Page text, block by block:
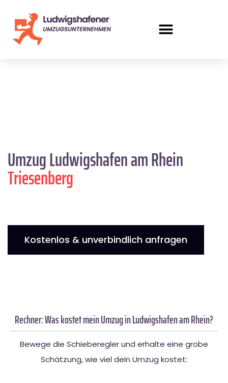
Umzug Ludwigshafen am Rhein
Triesenberg
Kostenlos & unverbindlich anfragen
Rechner: Was kostet mein Umzug in Ludwigshafen am Rhein?
Bewege die Schieberegler und erhalte eine grobe
Schätzung, wie viel dein Umzug kostet: